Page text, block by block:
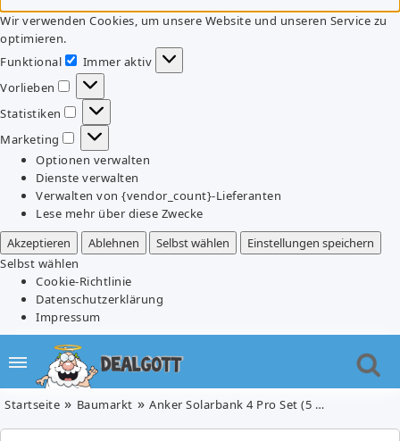
Wir verwenden Cookies, um unsere Website und unseren Service zu
optimieren.
Funktional
Funktional
Immer aktiv
Vorlieben
Vorlieben
Statistiken
Statistiken
Marketing
Marketing
Optionen verwalten
Dienste verwalten
Verwalten von {vendor_count}-Lieferanten
Lese mehr über diese Zwecke
Akzeptieren
Ablehnen Selbst wählen
Einstellungen speichern
Selbst wählen
Cookie-Richtlinie
Datenschutzerklärung
Impressum
Startseite Baumarkt Anker Solarbank 4 Pro Set (5 kWh + 4 Module) für 1.745€ dank Code PRO4